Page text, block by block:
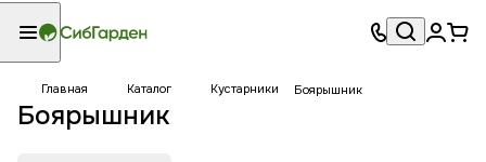
Главная Каталог Кустарники Боярышник
Боярышник